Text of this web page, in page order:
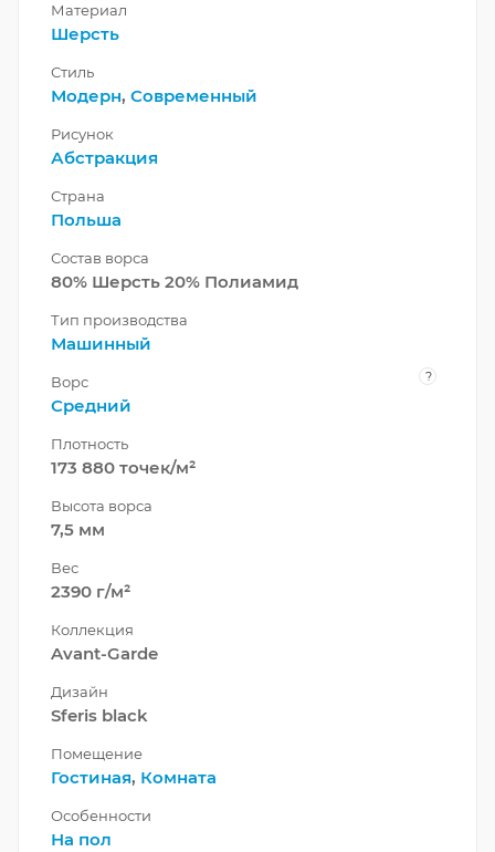
Материал
Шерсть
Стиль
Модерн, Современный
Рисунок
Абстракция
Страна
Польша
Состав ворса
80% Шерсть 20% Полиамид
Тип производства
Машинный
Ворс ?
Средний
Плотность
173 880 точек/м²
Высота ворса
7,5 мм
Вес
2390 г/м²
Коллекция
Avant-Garde
Дизайн
Sferis black
Помещение
Гостиная, Комната
Особенности
На пол